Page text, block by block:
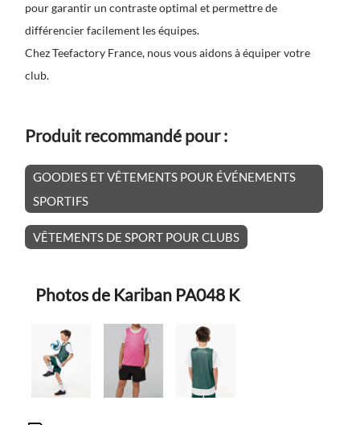
pour garantir un contraste optimal et permettre de
différencier facilement les équipes.
Chez Teefactory France, nous vous aidons à équiper votre
club.
Produit recommandé pour :
GOODIES ET VÊTEMENTS POUR ÉVÉNEMENTS
SPORTIFS
VÊTEMENTS DE SPORT POUR CLUBS
Photos de Kariban PA048 K